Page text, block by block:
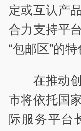
定或互认产
合力支持平
“包邮区”的特
在推动
市将依托国
际服务平台